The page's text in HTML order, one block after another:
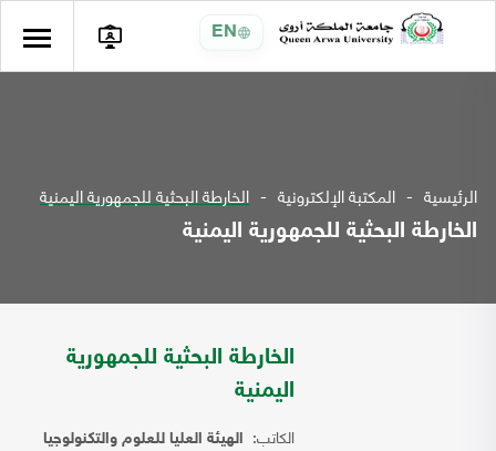
EN
الرئيسية المكتبة الإلكترونية الخارطة البحثية للجمهورية اليمنية
الخارطة البحثية للجمهورية اليمنية
الخارطة البحثية للجمهورية
اليمنية
الكاتب: الهيئة العليا للعلوم والتكنولوجيا